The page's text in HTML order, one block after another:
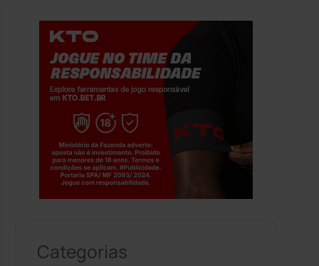
Categorias